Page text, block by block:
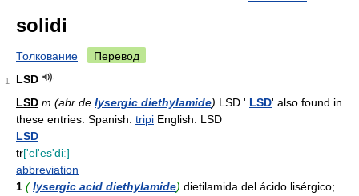
solidi
Толкование Перевод
1
LSD
LSD m (abr de lysergic diethylamide) LSD ' LSD' also found in
these entries: Spanish: tripi English: LSD
LSD
tr['el'es'diː]
abbreviation
1 ( lysergic acid diethylamide) dietilamida del ácido lisérgico;